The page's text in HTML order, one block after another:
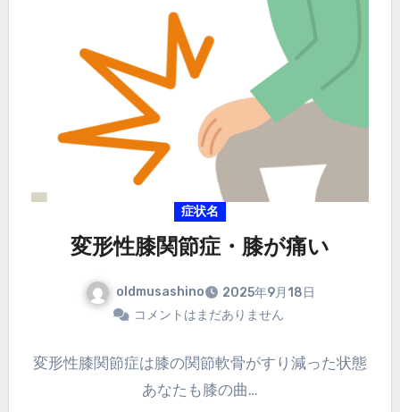
症状名
変形性膝関節症・膝が痛い
oldmusashino
2025年9月18日
コメントはまだありません
変形性膝関節症は膝の関節軟骨がすり減った状態
あなたも膝の曲…